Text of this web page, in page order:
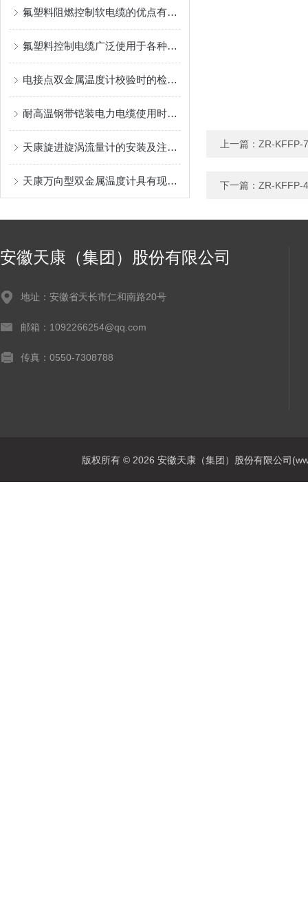
氟塑料阻燃控制软电缆的优点有哪些？
氟塑料控制电缆广泛使用于各种电器设备
电接点双金属温度计校验时的检验顺序讲解
耐高温钢带铠装电力电缆使用时需注意以下几点
天康旋进旋涡流量计的安装及注意事项
天康万向型双金属温度计具有现场显示温度的功能
上一篇： ZR-KFFP-
下一篇： ZR-KFFP-
安徽天康（集团）股份有限公司
地址：安徽省天长市仁和南路20号
邮箱：1092266254@qq.com
传真：0550-7308788
版权所有 © 2026 安徽天康（集团）股份有限公司